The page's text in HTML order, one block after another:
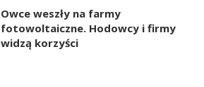
Owce weszły na farmy
fotowoltaiczne. Hodowcy i firmy
widzą korzyści